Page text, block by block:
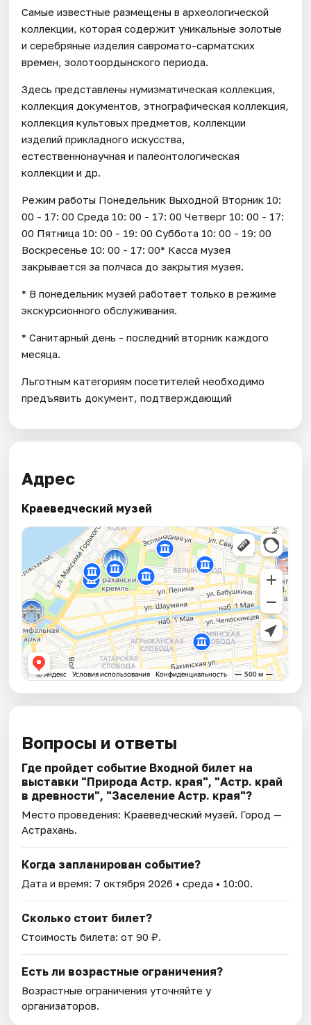
Самые известные размещены в археологической
коллекции, которая содержит уникальные золотые
и серебряные изделия савромато-сарматских
времен, золотоордынского периода.
Здесь представлены нумизматическая коллекция,
коллекция документов, этнографическая коллекция,
коллекция культовых предметов, коллекции
изделий прикладного искусства,
естественнонаучная и палеонтологическая
коллекции и др.
Режим работы Понедельник Выходной Вторник 10:
00 - 17: 00 Среда 10: 00 - 17: 00 Четверг 10: 00 - 17:
00 Пятница 10: 00 - 19: 00 Суббота 10: 00 - 19: 00
Воскресенье 10: 00 - 17: 00* Касса музея
закрывается за полчаса до закрытия музея.
* В понедельник музей работает только в режиме
экскурсионного обслуживания.
* Санитарный день - последний вторник каждого
месяца.
Льготным категориям посетителей необходимо
предъявить документ, подтверждающий
Адрес
Краеведческий музей
Вопросы и ответы
Где пройдет событие Входной билет на
выставки "Природа Астр. края", "Астр. край
в древности", "Заселение Астр. края"?
Место проведения: Краеведческий музей. Город —
Астрахань.
Когда запланирован событие?
Дата и время: 7 октября 2026 • среда • 10:00.
Сколько стоит билет?
Стоимость билета: от 90 ₽.
Есть ли возрастные ограничения?
Возрастные ограничения уточняйте у
организаторов.